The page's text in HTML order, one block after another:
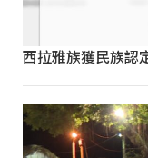
西拉雅族獲民族認